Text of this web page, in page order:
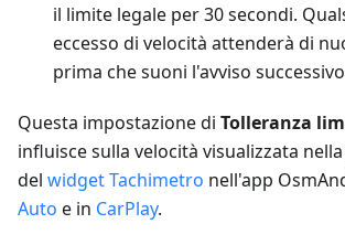
il limite legale per 30 secondi.
eccesso di velocità attenderà di
prima che suoni l'avviso
Questa impostazione di Tolleranza
influisce sulla velocità visualizzata
del widget Tachimetro nell'app
Auto e in CarPlay.